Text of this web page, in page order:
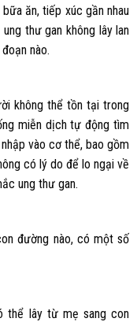
ăn, tiếp xúc gần nhau
thư gan không lây lan
nào.
không thể tồn tại trong
miễn dịch tự động tìm
vào cơ thể, bao gồm
có lý do để lo ngại về
ung thư gan.
đường nào, có một số
thể lây từ mẹ sang con